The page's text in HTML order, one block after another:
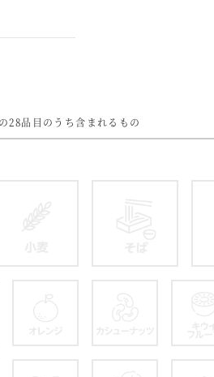
28品目のうち含まれるもの